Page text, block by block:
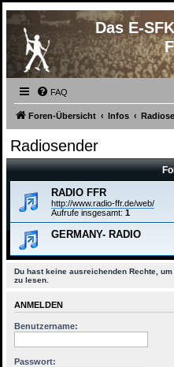
Das E-
FAQ
Foren-Übersicht Infos
Radiosender
RADIO FFR
http://www.radio-ffr.de/web/
Aufrufe insgesamt: 1
GERMANY- RADIO
Du hast keine ausreichenden Rechte,
zu lesen.
ANMELDEN
Benutzername:
Passwort: